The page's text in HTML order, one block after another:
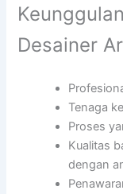
Desainer
Tenaga
Proses
Kualitas
dengan